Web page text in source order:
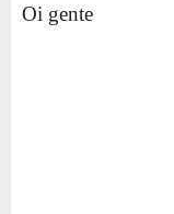
Oi gente